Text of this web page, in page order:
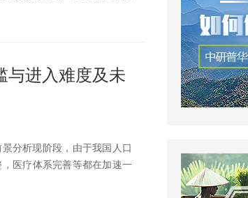
与进入难度及未
分析现阶段，由于我国人口
医疗体系完善等都在加速一